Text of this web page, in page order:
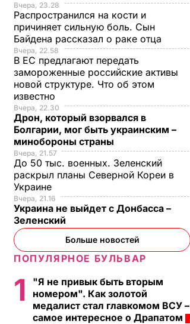
Вчера, 23.28
Распространился на кости и
причиняет сильную боль. Сын
Байдена рассказал о раке отца
Вчера, 22.58
В ЕС предлагают передать
замороженные российские активы
новой структуре. Что об этом
известно
Вчера, 22.30
Дрон, который взорвался в
Болгарии, мог быть украинским –
минобороны страны
Вчера, 21.57
До 50 тыс. военных. Зеленский
раскрыл планы Северной Кореи в
Украине
Вчера, 21.16
Украина не выйдет с Донбасса –
Зеленский
Больше новостей
ПОПУЛЯРНОЕ БУЛЬВАР
1
"Я не привык быть вторым
номером". Как золотой
медалист стал главкомом ВСУ –
самое интересное о Драпатом